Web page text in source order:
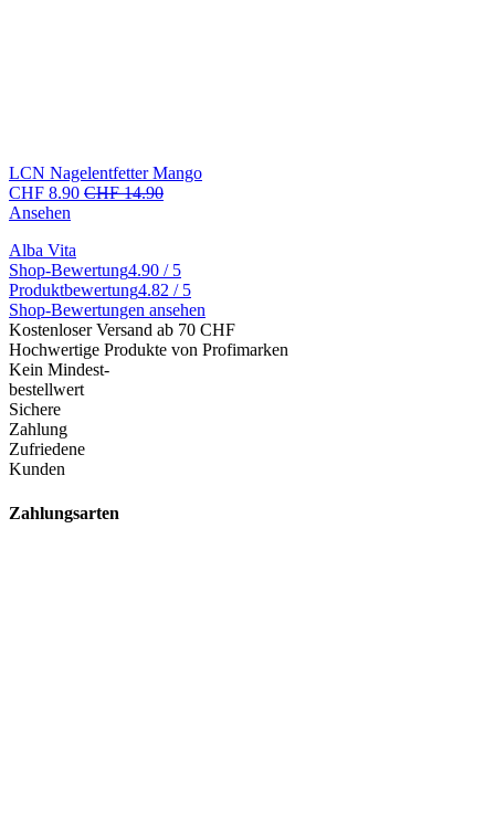
LCN Nagelentfetter Mango
CHF 8.90 CHF14.90
Ansehen
Alba Vita
Shop-Bewertung4.90 / 5
Produktbewertung4.82 / 5
Shop-Bewertungen ansehen
Kostenloser Versand ab 70 CHF
Hochwertige Produkte von Profimarken
Kein Mindest-
bestellwert
Sichere
Zahlung
Zufriedene
Kunden
Zahlungsarten